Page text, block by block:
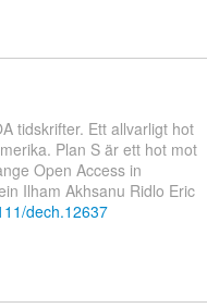
tidskrifter. Ett allvarligt hot
Plan S är ett hot mot
Open Access in
Ilham Akhsanu Ridlo Eric
dech.12637